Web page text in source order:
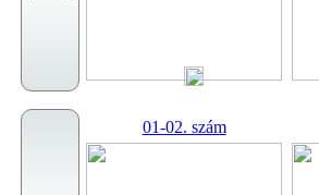
01-02. szám